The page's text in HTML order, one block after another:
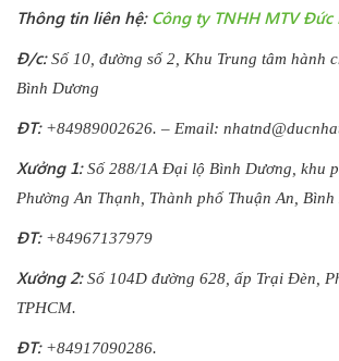
Thông tin liên hệ: Công ty TNHH MTV Đức
Đ/c:Số 10, đường số 2, Khu Trung tâm hành
Bình Dương
ĐT: +84989002626. – Email:
Xưởng 1:Số 288/1A Đại lộ Bình Dương, khu
Phường An Thạnh, Thành phố Thuận An, Bình
ĐT: +84967137979
Xưởng 2:Số 104D đường 628, ấp Trại Đèn,
TPHCM.
ĐT: +84917090286.